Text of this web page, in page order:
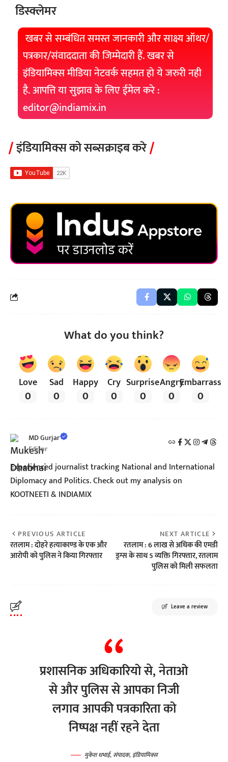
डिस्क्लेमर
खबर से सम्बंधित समस्त जानकारी और साक्ष्य ऑथर/
पत्रकार/संवाददाता की जिम्मेदारी हैं. खबर से
इंडियामिक्स मीडिया नेटवर्क सहमत हो ये जरुरी नही
है. आपत्ति या सुझाव के लिए ईमेल करे :
editor@indiamix.in
इंडियामिक्स को सब्सक्राइब करे
What do you think?
Love
0
Sad
0
Happy
0
Cry
0
Surprise
0
Angry
0
Embarrass
0
MD Gurjar
Editor
Experienced journalist tracking National and International
Diplomacy and Politics. Check out my analysis on
KOOTNEETI & INDIAMIX
PREVIOUS ARTICLE
रतलाम : दोहरे हत्याकाण्ड के एक और
आरोपी को पुलिस ने किया गिरफ्तार
NEXT ARTICLE
रतलाम : 6 लाख से अधिक की एमडी
ड्रग्स के साथ 5 व्यक्ति गिरफ्तार, रतलाम
पुलिस को मिली सफलता
Leave a review
प्रशासनिक अधिकारियो से, नेताओ
से और पुलिस से आपका निजी
लगाव आपकी पत्रकारिता को
निष्पक्ष नहीं रहने देता
मुकेश धभाई, संपादक, इंडियामिक्स